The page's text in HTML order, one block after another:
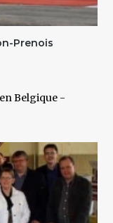
Prenois
Belgique -